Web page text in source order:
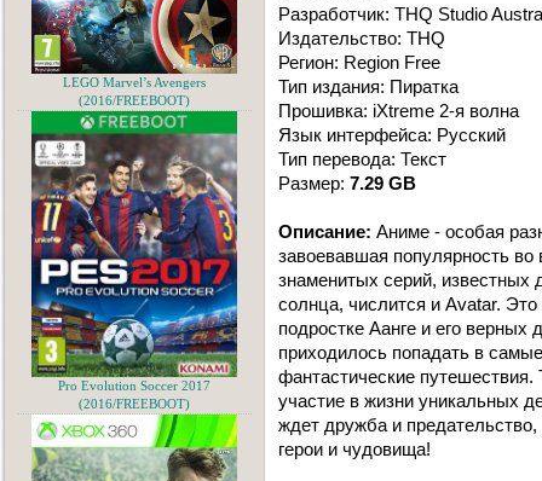
Разработчик: THQ Studio
Издательство: THQ
Регион: Region Free
Тип издания: Пиратка
Прошивка: iXtreme 2-я волна
Язык интерфейса: Русский
Тип перевода: Текст
Размер: 7.29 GB
Описание: Аниме - особая
завоевавшая популярность
знаменитых серий, известных
солнца, числится и Avatar.
подростке Аанге и его верных
приходилось попадать в
фантастические
участие в жизни уникальных
ждет дружба и предательство,
герои и чудовища!
LEGO Marvel’s Avengers
(2016/FREEBOOT)
Pro Evolution Soccer 2017
(2016/FREEBOOT)